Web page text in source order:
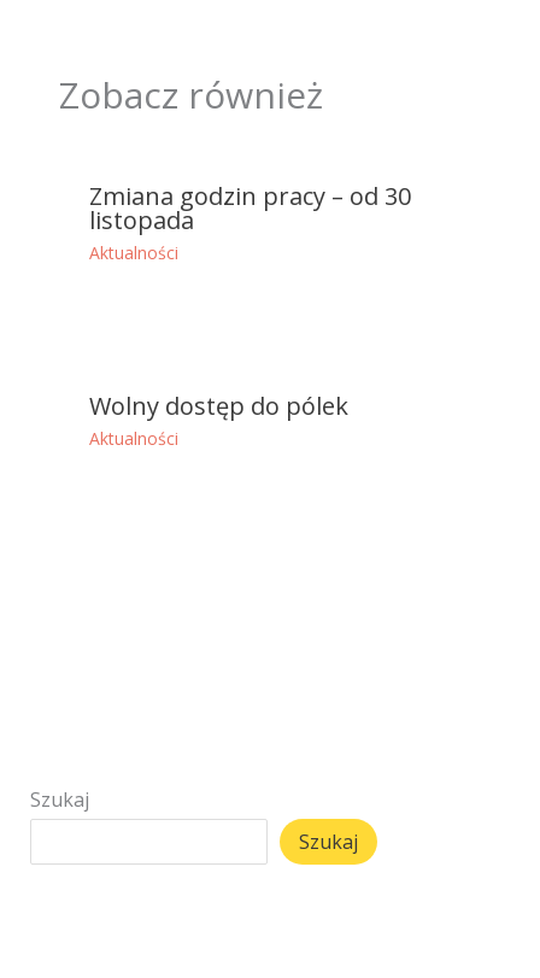
Zobacz również
Zmiana godzin pracy – od 30
listopada
Aktualności
Wolny dostęp do pólek
Aktualności
Szukaj
Szukaj